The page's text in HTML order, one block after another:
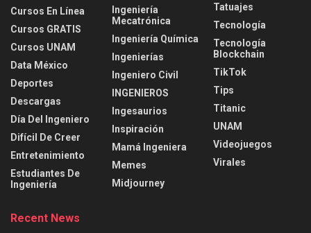
Cursos En Línea
Cursos GRATIS
Cursos UNAM
Data México
Deportes
Descargas
Día Del Ingeniero
Difícil De Creer
Entretenimiento
Estudiantes De
Ingeniería
Ingeniería
Mecatrónica
Ingeniería Química
Ingenierías
Ingeniero Civil
INGENIEROS
Ingesaurios
Inspiración
Mamá Ingeniera
Memes
Midjourney
Tatuajes
Tecnología
Tecnología
Blockchain
TikTok
Tips
Titanic
UNAM
Videojuegos
Virales
Recent News